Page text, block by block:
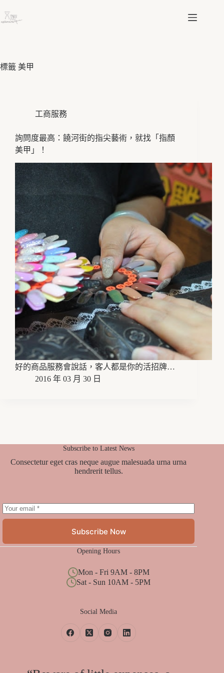
至
容
標籤 美甲
工商服務
詢問度最高：饒河街的指尖藝術，就找「指顏
美甲」！
好的商品服務會說話，客人都是你的活招牌…
2016 年 03 月 30 日
Subscribe to Latest News
Consectetur eget cras neque augue malesuada urna urna
hendrerit tellus.
Subscribe Now
Opening Hours
Mon - Fri 9AM - 8PM
Sat - Sun 10AM - 5PM
Social Media